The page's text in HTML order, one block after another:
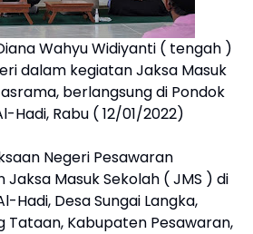
Wahyu Widiyanti ( tengah )
dalam kegiatan Jaksa Masuk
berlangsung di Pondok
Hadi, Rabu ( 12/01/2022)
Negeri Pesawaran
Masuk Sekolah ( JMS ) di
Hadi, Desa Sungai Langka,
Tataan, Kabupaten Pesawaran,